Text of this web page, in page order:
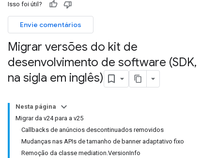
Isso foi útil?
Envie comentários
Migrar versões do kit de
desenvolvimento de software (SDK,
na sigla em inglês)
Nesta página
Migrar da v24 para a v25
Callbacks de anúncios descontinuados removidos
Mudanças nas APIs de tamanho de banner adaptativo fixo
Remoção da classe mediation.VersionInfo